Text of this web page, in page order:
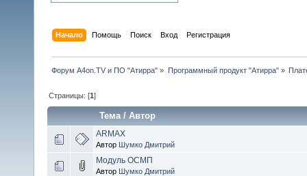
Начало Помощь Поиск Вход Регистрация
Форум A4on.TV и ПО "Атирра" » Программный продукт "Атирра"»
Страницы: [1]
Тема/Автор
ARMAX
Автор Шумко Дмитрий
Модуль ОСМП
Автор Шумко Дмитрий